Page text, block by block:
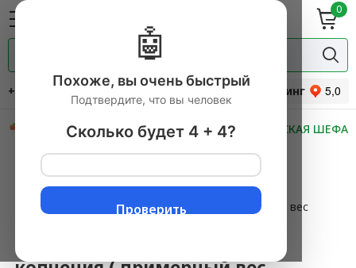
0
гастрономия
прянности
+7 (495) 744-34-31
Рейтинг
СКИДКИ НОВИНКИ МАСТЕРСКАЯ ШЕФА
Главная
▼
Рыба и морепродукты▼
Копченая рыба и рыбные изделия
Толстолобик холодного копчения ( примерный вес
Толстолобик холодного
🤖
Похоже, вы очень быстрый
Подтвердите, что вы человек
Сколько будет 4 + 4?
Проверить